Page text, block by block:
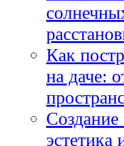
Как
на даче:
Создание